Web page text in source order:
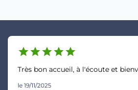
starstarstarstarstar
Très bon accueil, à l'écoute et
le 19/11/2025